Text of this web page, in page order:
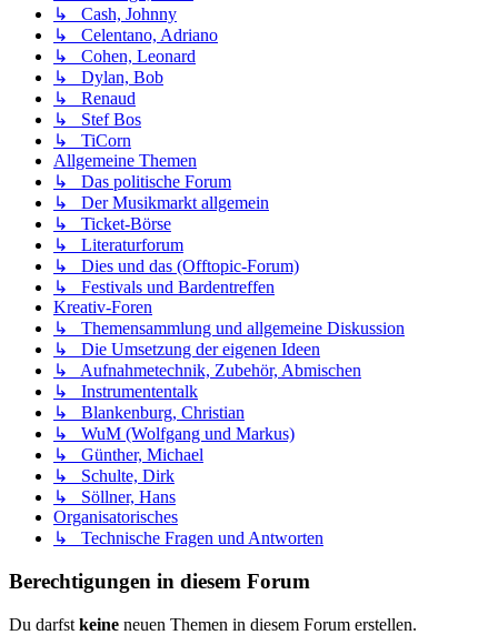
↳ Cash, Johnny
↳ Celentano, Adriano
↳ Cohen, Leonard
↳ Dylan, Bob
↳ Renaud
↳ Stef Bos
↳ TiCorn
Allgemeine Themen
↳ Das politische Forum
↳ Der Musikmarkt allgemein
↳ Ticket-Börse
↳ Literaturforum
↳ Dies und das (Offtopic-Forum)
↳ Festivals und Bardentreffen
Kreativ-Foren
↳ Themensammlung und allgemeine Diskussion
↳ Die Umsetzung der eigenen Ideen
↳ Aufnahmetechnik, Zubehör, Abmischen
↳ Instrumententalk
↳ Blankenburg, Christian
↳ WuM (Wolfgang und Markus)
↳ Günther, Michael
↳ Schulte, Dirk
↳ Söllner, Hans
Organisatorisches
↳ Technische Fragen und Antworten
Berechtigungen in diesem Forum
Du darfst keine neuen Themen in diesem Forum erstellen.